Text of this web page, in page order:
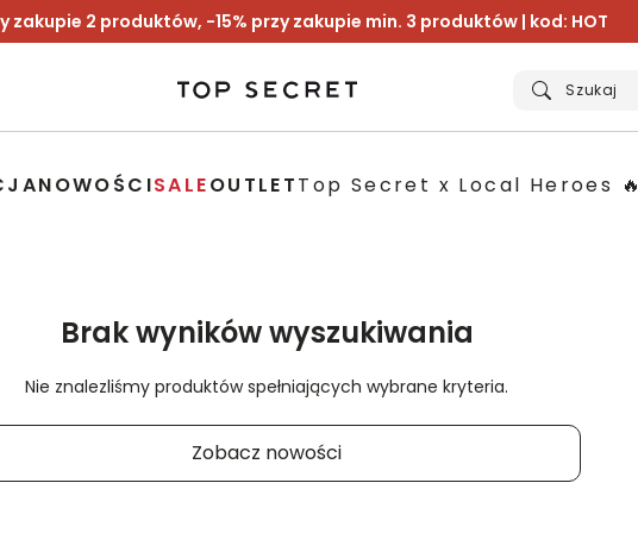
zakupie 2 produktów, -15% przy zakupie min. 3 produktów | kod: HOT
Szukaj
NOWOŚCISALEOUTLETTop Secret x Local Heroes 🔥
Brak wyników wyszukiwania
Nie znalezliśmy produktów spełniających wybrane kryteria.
Zobacz nowości